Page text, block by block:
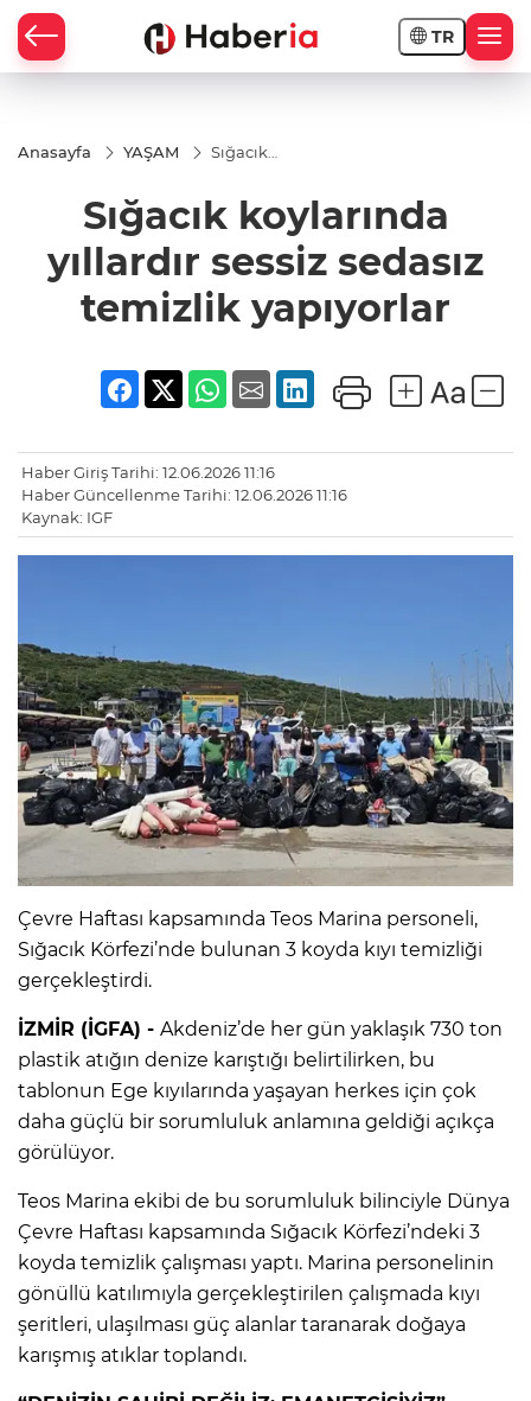
TR
Anasayfa YAŞAM
Sığacık
sessiz
sedasız
yapıyorlar
Sığacık koylarında
yıllardır sessiz sedasız
temizlik yapıyorlar
Haber Giriş Tarihi: 12.06.2026 11:16
Haber Güncellenme Tarihi: 12.06.2026 11:16
Kaynak: IGF
Çevre Haftası kapsamında Teos Marina personeli,
Sığacık Körfezi’nde bulunan 3 koyda kıyı temizliği
gerçekleştirdi.
İZMİR (İGFA) - Akdeniz’de her gün yaklaşık 730 ton
plastik atığın denize karıştığı belirtilirken, bu
tablonun Ege kıyılarında yaşayan herkes için çok
daha güçlü bir sorumluluk anlamına geldiği açıkça
görülüyor.
Teos Marina ekibi de bu sorumluluk bilinciyle Dünya
Çevre Haftası kapsamında Sığacık Körfezi’ndeki 3
koyda temizlik çalışması yaptı. Marina personelinin
gönüllü katılımıyla gerçekleştirilen çalışmada kıyı
şeritleri, ulaşılması güç alanlar taranarak doğaya
karışmış atıklar toplandı.